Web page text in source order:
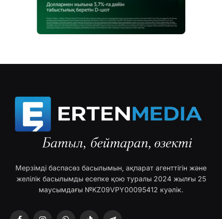
Мерзімді баспасөз басылымын, ақпарат агенттігін және
желілік басылымды есепке қою туралы 2024 жылғы 25
маусымдағы №KZ09VPY00095412 куәлік.